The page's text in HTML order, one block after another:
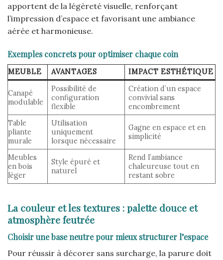
apportent de la légèreté visuelle, renforçant
l’impression d’espace et favorisant une ambiance
aérée et harmonieuse.
Exemples concrets pour optimiser chaque coin
MEUBLE AVANTAGES IMPACT ESTHÉTIQUE
Canapé
modulable
Possibilité de
configuration
flexible
Création d’un espace
convivial sans
encombrement
Table
pliante
murale
Utilisation
uniquement
lorsque nécessaire
Gagne en espace et en
simplicité
Meubles
en bois
léger
Style épuré et
naturel
Rend l’ambiance
chaleureuse tout en
restant sobre
La couleur et les textures : palette douce et
atmosphère feutrée
Choisir une base neutre pour mieux structurer l’espace
Pour réussir à décorer sans surcharge, la parure doit